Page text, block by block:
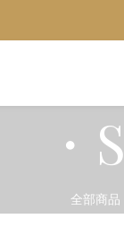
全部商品